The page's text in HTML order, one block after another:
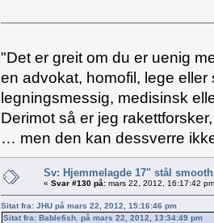
"Det er greit om du er uenig
en advokat, homofil, lege
legningsmessig, medisinsk
Derimot så er jeg
… men den kan dessverre
Sv: Hjemmelagde 17" stål
« Svar #130 på: mars 22, 2012, 16:17:42
Sitat fra: JHU på mars 22, 2012, 15:16:46 pm
Sitat fra: Bablefish. på mars 22, 2012, 13:34:49 pm